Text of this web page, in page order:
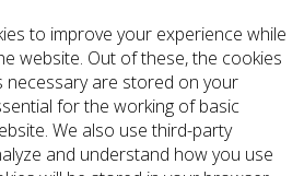
to improve your experience while
website. Out of these, the cookies
necessary are stored on your
for the working of basic
We also use third-party
and understand how you use